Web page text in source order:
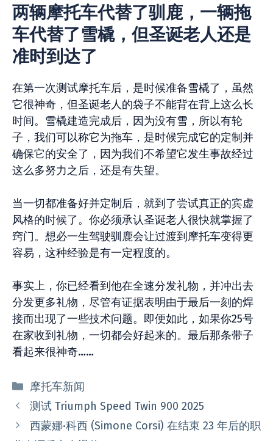
两辆摩托车代替了驯鹿，一辆拖
车代替了雪橇，但圣诞老人还是
准时到达了
在第一次测试摩托车后，是时候准备雪橇了，虽然
它很神奇，但圣诞老人的袋子不能背在背上这么长
时间。雪橇建造完成后，因为没有雪，所以有轮
子，我们可以称它为拖车，是时候完成它的定制并
确保它的安全了，因为我们不希望它发生事故经过
这么多努力之后，还是有失望。
当一切都准备好并定制后，就到了尝试真正的宾虚
风格的时候了。你必须承认圣诞老人很快就掌握了
窍门。想必一生驾驶驯鹿会让过渡到摩托车变得更
容易，这种经验是有一定程度的。
事实上，你已经看到他在全速分发礼物，并冲出去
分发更多礼物，尽管有证据表明由于最后一刻的焊
接而出现了一些技术问题。即便如此，如果你25号
在家收到礼物，一切都会好起来的。最后那条带子
看起来很神奇……
分
类
摩托车新闻
测试 Triumph Speed Twin 900 2025
西蒙娜·科西 (Simone Corsi) 在结束 23 年后的职